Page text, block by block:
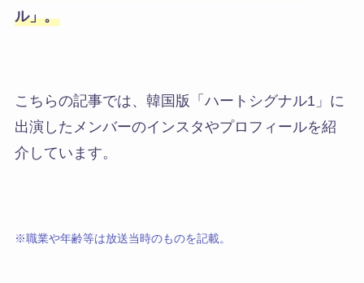
ル」。
こちらの記事では、 韓国版「ハートシグナル1」に
出演したメンバーのインスタやプロフィールを紹
介しています。
※職業や年齢等は放送当時のものを記載。